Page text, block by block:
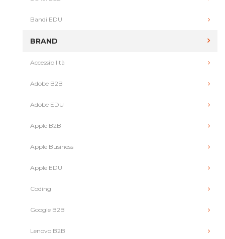
Bandi EDU
BRAND
Accessibilità
Adobe B2B
Adobe EDU
Apple B2B
Apple Business
Apple EDU
Coding
Google B2B
Lenovo B2B